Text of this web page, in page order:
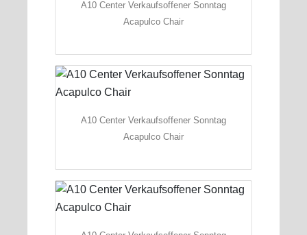
A10 Center Verkaufsoffener Sonntag
Acapulco Chair
A10 Center Verkaufsoffener Sonntag
Acapulco Chair